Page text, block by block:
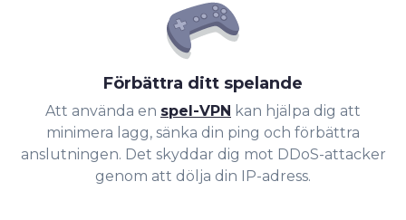
Förbättra ditt spelande
Att använda en spel-VPN kan hjälpa dig att
minimera lagg, sänka din ping och förbättra
anslutningen. Det skyddar dig mot DDoS-attacker
genom att dölja din IP-adress.